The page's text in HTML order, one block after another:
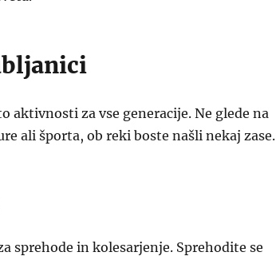
aktivnosti za vse generacije. Ne glede na
ali športa, ob reki boste našli nekaj zase.
sprehode in kolesarjenje. Sprehodite se